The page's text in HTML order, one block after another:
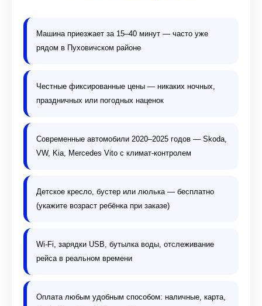
Машина приезжает за 15–40 минут — часто уже
рядом в Пуховичском районе
Честные фиксированные цены — никаких ночных,
праздничных или погодных наценок
Современные автомобили 2020–2025 годов — Skoda,
VW, Kia, Mercedes Vito с климат-контролем
Детское кресло, бустер или люлька — бесплатно
(укажите возраст ребёнка при заказе)
Wi-Fi, зарядки USB, бутылка воды, отслеживание
рейса в реальном времени
Оплата любым удобным способом: наличные, карта,